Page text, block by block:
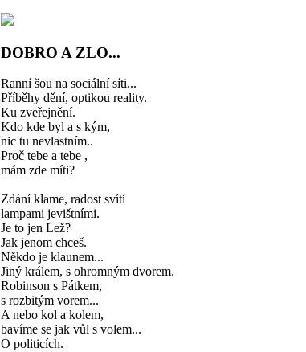
DOBRO A ZLO...
Ranní šou na sociální síti...
Příběhy dění, optikou reality.
Ku zveřejnění.
Kdo kde byl a s kým,
nic tu nevlastním..
Proč tebe a tebe ,
mám zde míti?
Zdání klame, radost svítí
lampami jevištními.
Je to jen Lež?
Jak jenom chceš.
Někdo je klaunem...
Jiný králem, s ohromným dvorem.
Robinson s Pátkem,
s rozbitým vorem...
A nebo kol a kolem,
bavíme se jak vůl s volem...
O politicích.